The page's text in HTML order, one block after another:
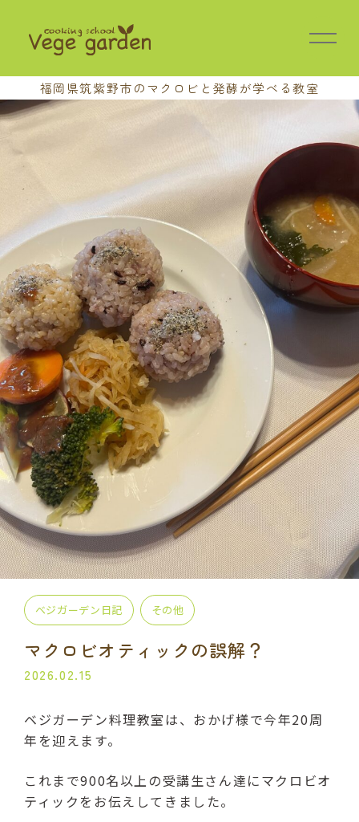
福岡県筑紫野市のマクロビと発酵が学べる教室
教室の特長
講座案内
基本講座 中級講座
上級講座
養成講座
おさらい会
プライベート講座
出張講座
コラボ・イベント
BLOG
よくある質問 受講生の声
ご利用規約
プライバシーポリシー
070-2013-1969
（受付時間：9:00〜17:00）
LINE友達登録はこちら
24時間受付（対応時間：9:00〜17:00）
ベジガーデン日記 その他
マクロビオティックの誤解？
2026.02.15
ベジガーデン料理教室は、おかげ様で今年20周
年を迎えます。
これまで900名以上の受講生さん達にマクロビオ
ティックをお伝えしてきました。